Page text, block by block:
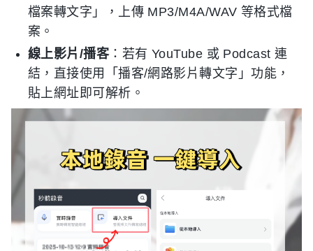
檔案轉文字」，上傳 MP3/M4A/WAV 等格式檔
案。
線上影片/播客：若有 YouTube 或 Podcast 連
結，直接使用「播客/網路影片轉文字」功能，
貼上網址即可解析。